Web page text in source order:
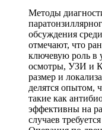
Методы
обсуждения
отмечают, что
ключевую роль в
осмотры, УЗИ и
размер и
делятся опытом,
такие как
эффективны на
случаев